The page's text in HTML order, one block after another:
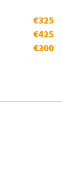
€325
€425
€300